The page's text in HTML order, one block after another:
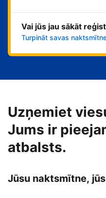
Vai jūs jau sākāt
Turpināt savas
Uzņemiet
Jums ir
atbalsts.
Jūsu naktsmītne,